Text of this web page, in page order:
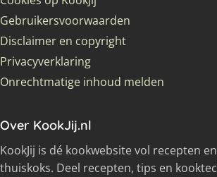
Gebruikersvoorwaarden
Disclaimer en copyright
Privacyverklaring
Onrechtmatige inhoud melden
Over KookJij.nl
KookJij is dé kookwebsite vol recepten
thuiskoks. Deel recepten, tips en